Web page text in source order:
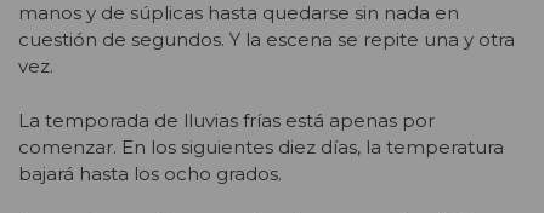
manos y de súplicas hasta quedarse sin nada en
cuestión de segundos. Y la escena se repite una y otra
vez.
La temporada de lluvias frías está apenas por
comenzar. En los siguientes diez días, la temperatura
bajará hasta los ocho grados.